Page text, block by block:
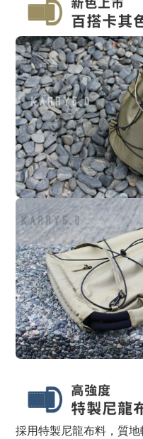
採用特製尼龍布料，質